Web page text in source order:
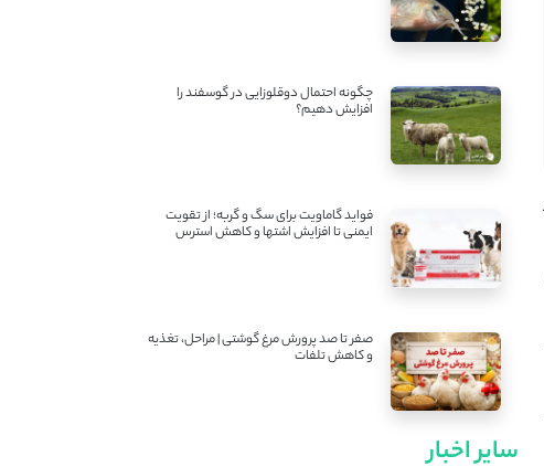
چگونه احتمال دوقلوزایی در گوسفند را
افزایش دهیم؟
فواید گاماویت برای سگ و گربه؛ از تقویت
ایمنی تا افزایش اشتها و کاهش استرس
صفر تا صد پرورش مرغ گوشتی | مراحل، تغذیه
و کاهش تلفات
سایر اخبار